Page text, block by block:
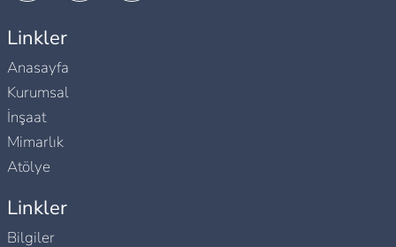
Linkler
Anasayfa
Kurumsal
İnşaat
Mimarlık
Atölye
Linkler
Bilgiler